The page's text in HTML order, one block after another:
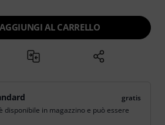
AGGIUNGI AL CARRELLO
gratis
disponibile in magazzino e può essere